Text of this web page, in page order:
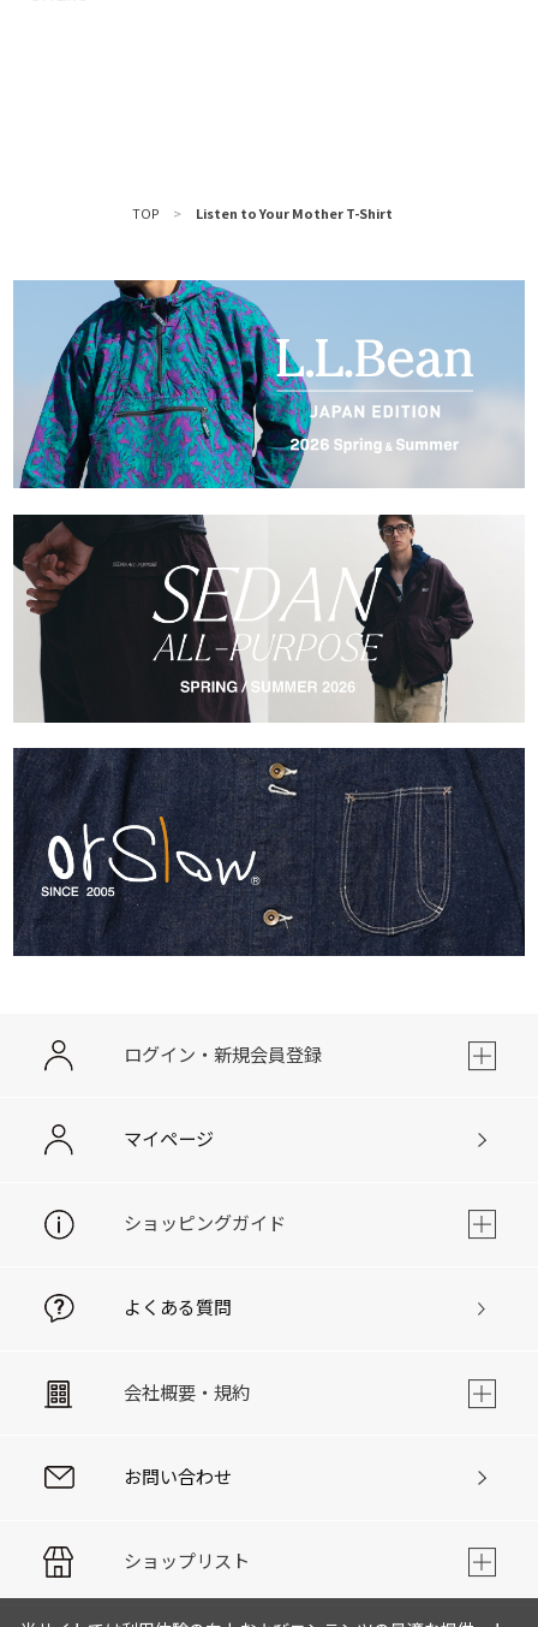
TOP > Listen to Your Mother T-Shirt
ログイン・新規会員登録
マイページ
ショッピングガイド
よくある質問
会社概要・規約
お問い合わせ
ショップリスト